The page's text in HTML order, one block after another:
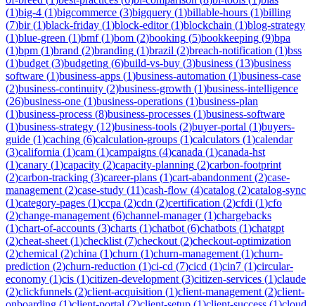
(1)big-4 (1)bigcommerce (3)bigquery (1)billable-hours (1)billing
(7)bir(1)black-friday (1)block-editor(1)blockchain (1)blog-strategy
(1)blue-green (1)bmf(1)bom (2)booking (5)bookkeeping (9)bpa
(1)bpm (1)brand (2)branding (1)brazil (2)breach-notification (1)bss
(1)budget (3)budgeting (6)build-vs-buy (3)business (13)business
software (1)business-apps (1)business-automation (1)business-case
(2)business-continuity (2)business-growth (1)business-intelligence
(26)business-one (1)business-operations (1)business-plan
(1)business-process (8)business-processes (1)business-software
(1)business-strategy (12)business-tools (2)buyer-portal (1)buyers-
guide (1)caching (6)calculation-groups (1)calculators (1)calendar
(3)california (1)cam (1)campaigns (4)canada (1)canada-hst
(1)canary (1)capacity (2)capacity-planning (2)carbon-footprint
(2)carbon-tracking (3)career-plans (1)cart-abandonment (2)case-
management (2)case-study (11)cash-flow (4)catalog (2)catalog-sync
(1)category-pages (1)ccpa (2)cdn (2)certification (2)cfdi (1)cfo
(2)change-management (6)channel-manager(1)chargebacks
(1)chart-of-accounts (3)charts (1)chatbot (6)chatbots (1)chatgpt
(2)cheat-sheet (1)checklist (7)checkout (2)checkout-optimization
(2)chemical (2)china (1)churn (1)churn-management (1)churn-
prediction (2)churn-reduction (1)ci-cd (7)cicd (1)cin7 (1)circular-
economy (1)cis (1)citizen-development (3)citizen-services (1)claude
(2)clickfunnels (2)client-acquisition (1)client-management (2)client-